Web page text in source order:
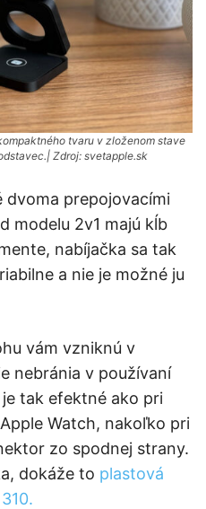
tvaru v zloženom stave
Zdroj: svetapple.sk
dvoma prepojovacími
modelu 2v1 majú kĺb
nabíjačka sa tak
a nie je možné ju
vám vzniknú v
nebránia v používaní
tak efektné ako pri
Watch, nakoľko pri
zo spodnej strany.
dokáže to plastová